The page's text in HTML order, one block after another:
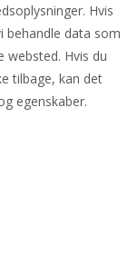
Hvis
behandle data som
websted. Hvis du
tilbage, kan det
egenskaber.